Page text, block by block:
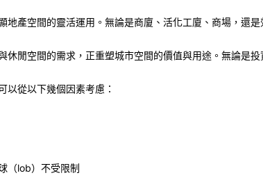
產空間的靈活運用。無論是商廈、活化工廈、商場，還
閒空間的需求，正重塑城市空間的價值與用途。無論是
以從以下幾個因素考慮：
（lob）不受限制